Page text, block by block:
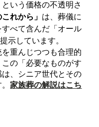
いう価格の不透明さ
これから」 は、葬儀に
べて含んだ「オール
示しています。
重んじつつも合理的
の「必要なものがす
、シニア世代とその
。家族葬の解説はこち